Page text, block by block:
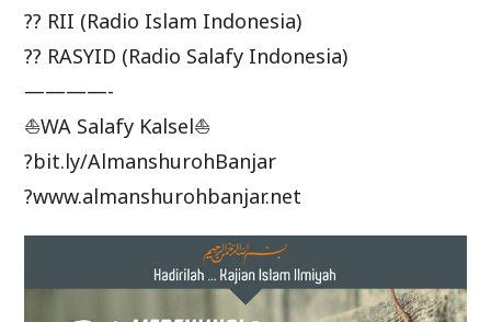
?? RII (Radio Islam Indonesia)
?? RASYID (Radio Salafy Indonesia)
————-
⛵WA Salafy Kalsel⛵
?bit.ly/AlmanshurohBanjar
?www.almanshurohbanjar.net